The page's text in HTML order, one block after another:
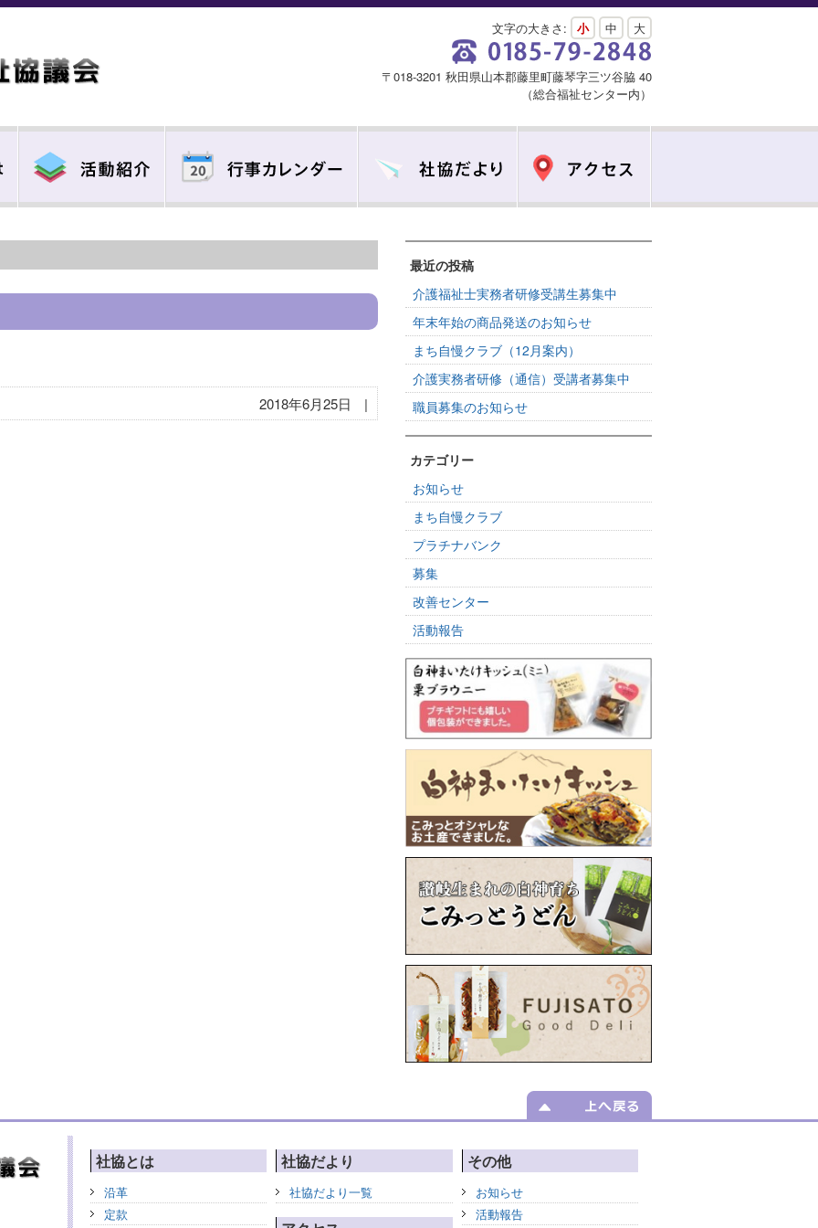
文字の大きさ: 小 中 大
〒018-3201 秋田県山本郡藤里町藤琴字三ツ谷脇 40
（総合福祉センター内）
2018年6月25日 |
最近の投稿
介護福祉士実務者研修受講生募集中
年末年始の商品発送のお知らせ
まち自慢クラブ（12月案内）
介護実務者研修（通信）受講者募集中
職員募集のお知らせ
カテゴリー
お知らせ
まち自慢クラブ
プラチナバンク
募集
改善センター
活動報告
社協とは
沿革
定款
社協だより
社協だより一覧
その他
お知らせ
活動報告